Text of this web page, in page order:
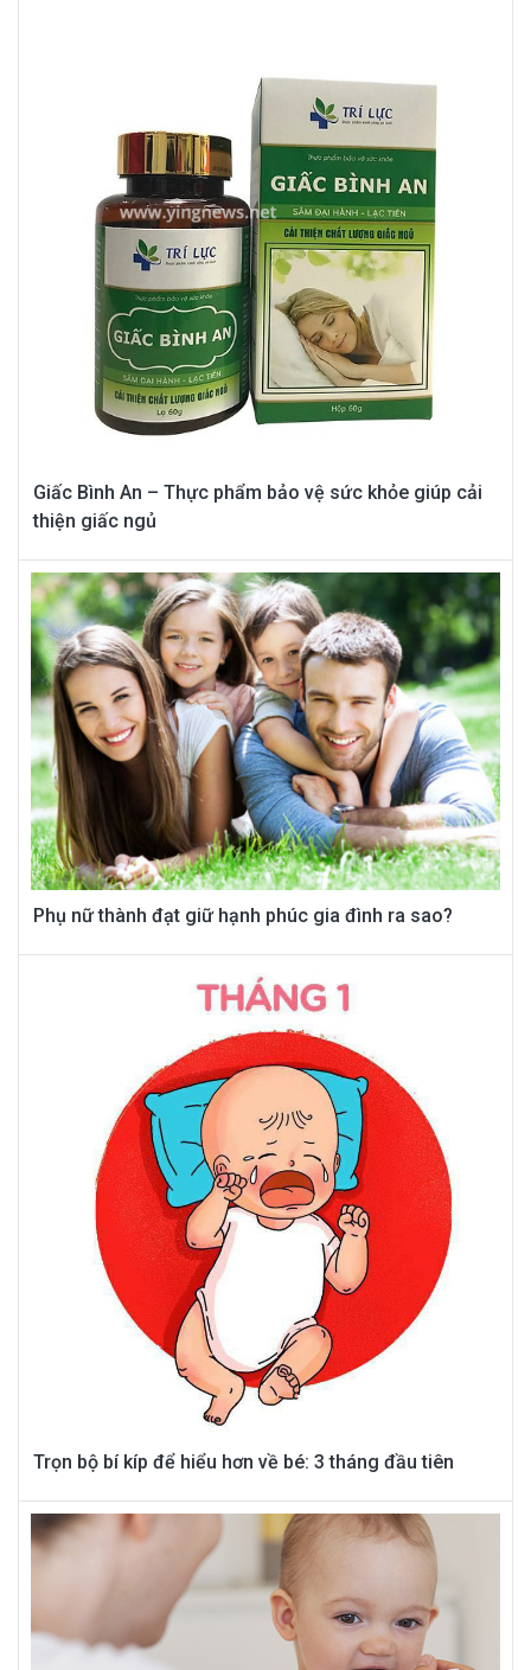
Giấc Bình An – Thực phẩm bảo vệ sức khỏe giúp cải
thiện giấc ngủ
Phụ nữ thành đạt giữ hạnh phúc gia đình ra sao?
Trọn bộ bí kíp để hiểu hơn về bé: 3 tháng đầu tiên